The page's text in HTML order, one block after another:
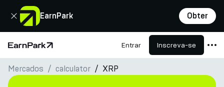
EarnPark Obter
Fechar
Página Inicial Entrar Inscreva-se
Produtos
Mercados сalculator XRP